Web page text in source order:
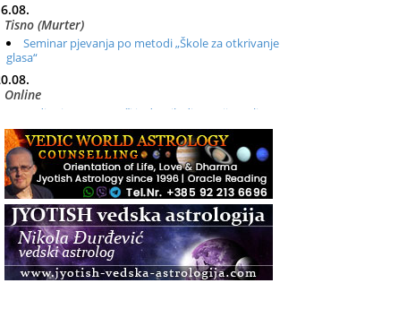
Tisno (Murter)
Seminar pjevanja po metodi „Škole za otkrivanje
glasa“
Online
Radionica: Pomagači iz drugih dimenzija Online –
otvoreno za sve
21.08.
Zagreb+Online
Osnovni ThetaHealing® tečaj, Zagreb i Online
22.08.
Pula
Access BARS®, otpusti stres
23.08.
Pula